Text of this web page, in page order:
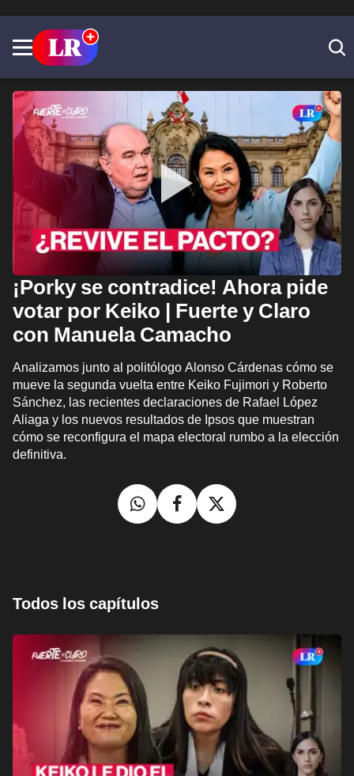
¡Porky se contradice! Ahora pide
votar por Keiko | Fuerte y Claro
con Manuela Camacho
Analizamos junto al politólogo Alonso Cárdenas cómo se
mueve la segunda vuelta entre Keiko Fujimori y Roberto
Sánchez, las recientes declaraciones de Rafael López
Aliaga y los nuevos resultados de Ipsos que muestran
cómo se reconfigura el mapa electoral rumbo a la elección
definitiva.
Todos los capítulos